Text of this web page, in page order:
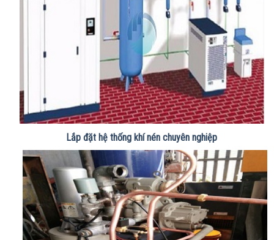
Lắp đặt hệ thống khí nén chuyên nghiệp